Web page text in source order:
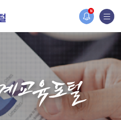
N
교육 사전수요조사 안내
가회계 전문교육 사전수요조사 안내